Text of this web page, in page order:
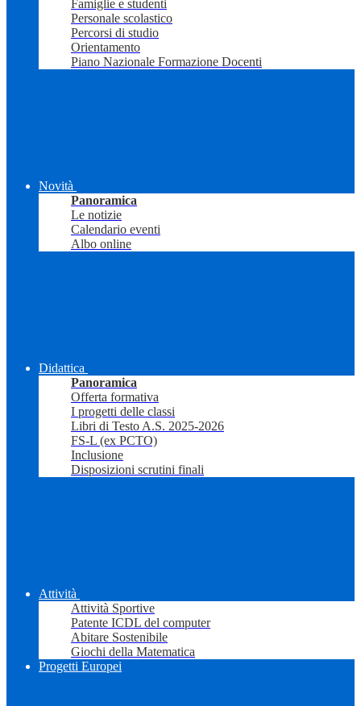
Famiglie e studenti
Personale scolastico
Percorsi di studio
Orientamento
Piano Nazionale Formazione Docenti
Novità
Panoramica
Le notizie
Calendario eventi
Albo online
Didattica
Panoramica
Offerta formativa
I progetti delle classi
Libri di Testo A.S. 2025-2026
FS-L (ex PCTO)
Inclusione
Disposizioni scrutini finali
Attività
Attività Sportive
Patente ICDL del computer
Abitare Sostenibile
Giochi della Matematica
Progetti Europei